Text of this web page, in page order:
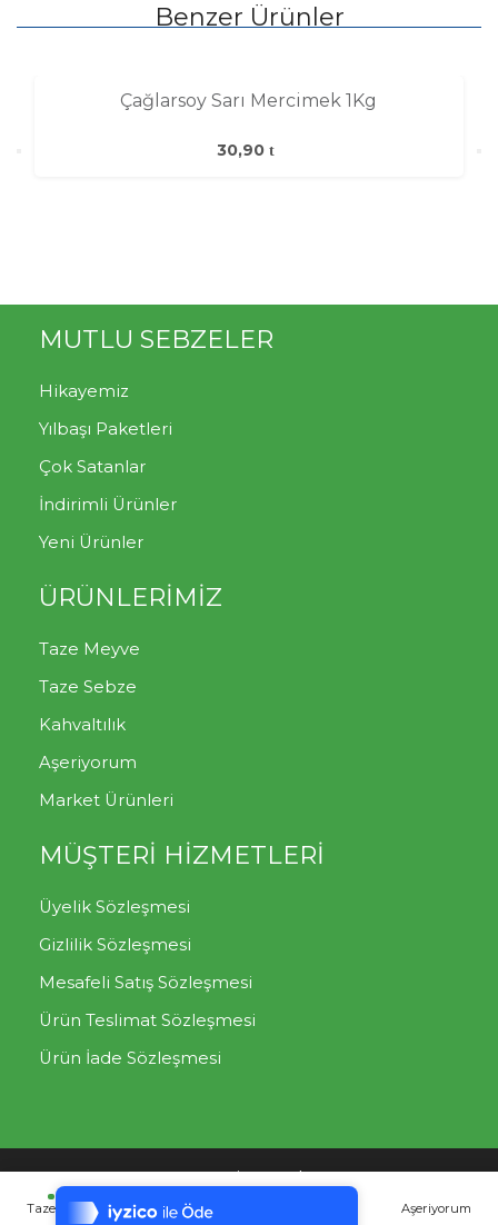
Tek Tıkla Ödeme Kolaylığı
7/24 Canlı Destek
Benzer Ürünler
Çağlarsoy Sarı Mercimek 1Kg
30,90
MUTLU SEBZELER
Hikayemiz
Yılbaşı Paketleri
Çok Satanlar
İndirimli Ürünler
Yeni Ürünler
ÜRÜNLERİMİZ
Taze Meyve
Taze Sebze
Kahvaltılık
Aşeriyorum
Market Ürünleri
MÜŞTERİ HİZMETLERİ
Üyelik Sözleşmesi
Gizlilik Sözleşmesi
Mesafeli Satış Sözleşmesi
Ürün Teslimat Sözleşmesi
Ürün İade Sözleşmesi
Taze Meyve Taze Sebze Aşeriyorum